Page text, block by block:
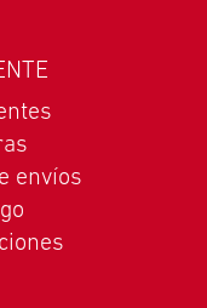
envíos